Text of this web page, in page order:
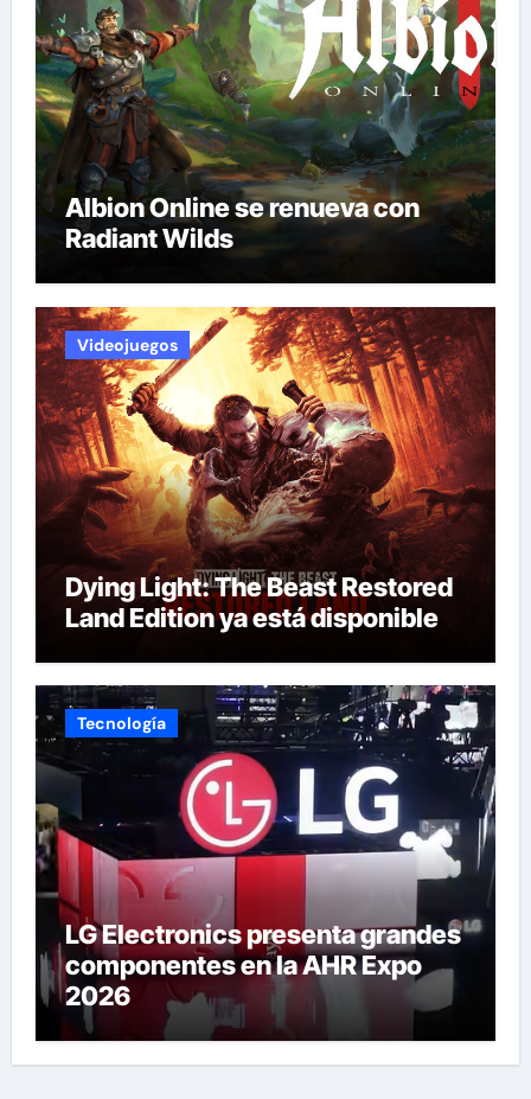
Albion Online se renueva con
Radiant Wilds
Videojuegos
Dying Light: The Beast Restored
Land Edition ya está disponible
Tecnología
LG Electronics presenta grandes
componentes en la AHR Expo
2026